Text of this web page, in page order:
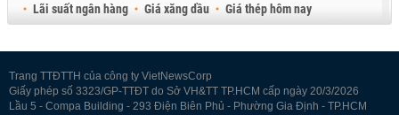
Lãi suất ngân hàng
Giá xăng dầu
Giá thép hôm nay
Trang TTĐTTH của công ty VietNewsCorp
Giấy phép số 3323/GP-TTĐT do Sở VH&TT TP.HCM cấp ngày 20/3/2026
Lầu 5 - Compa Building - 293 Điện Biên Phủ - Phường Gia Định - TP.HCM